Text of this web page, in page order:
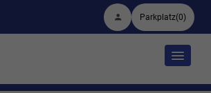
Parkplatz(0)